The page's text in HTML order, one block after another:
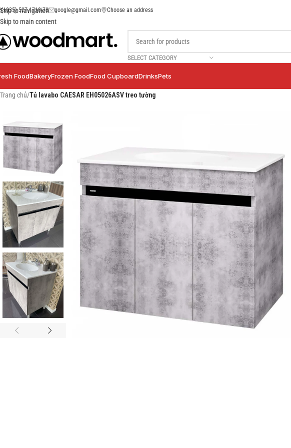
Skip to navigation
Skip to main content
(+035) 527-1710-70 google@gmail.com Choose an address
SELECT CATEGORY
FoodBakeryFrozen FoodFood CupboardDrinksPets
Trang chủ/Tủ lavabo CAESAR EH05026ASV treo tường